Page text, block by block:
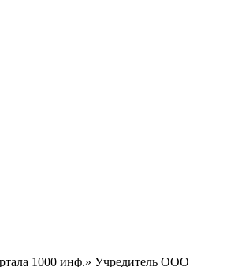
1000 инф.» Учредитель ООО